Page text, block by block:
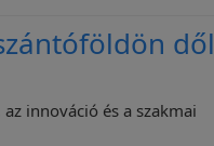
dől
innováció és a szakmai